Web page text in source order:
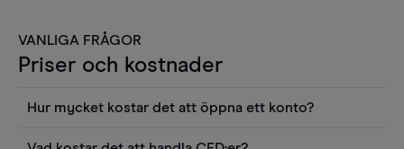
VANLIGA FRÅGOR
Priser och kostnader
Hur mycket kostar det att öppna ett konto?